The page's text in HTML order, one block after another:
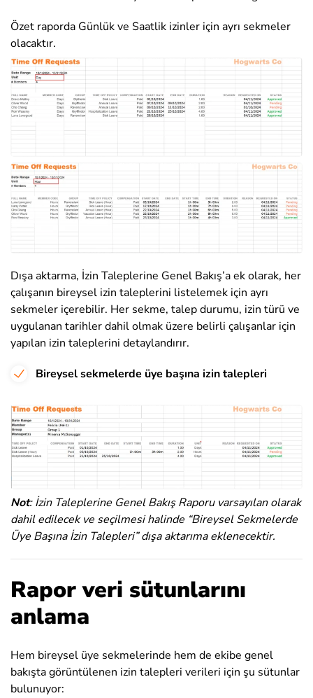
Özet raporda Günlük ve Saatlik izinler için ayrı sekmeler
olacaktır.
Dışa aktarma, İzin Taleplerine Genel Bakış’a ek olarak, her
çalışanın bireysel izin taleplerini listelemek için ayrı
sekmeler içerebilir. Her sekme, talep durumu, izin türü ve
uygulanan tarihler dahil olmak üzere belirli çalışanlar için
yapılan izin taleplerini detaylandırır.
Bireysel sekmelerde üye başına izin talepleri
Not: İzin Taleplerine Genel Bakış Raporu varsayılan olarak
dahil edilecek ve seçilmesi halinde “Bireysel Sekmelerde
Üye Başına İzin Talepleri” dışa aktarıma eklenecektir.
Rapor veri sütunlarını
anlama
Hem bireysel üye sekmelerinde hem de ekibe genel
bakışta görüntülenen izin talepleri verileri için şu sütunlar
bulunuyor: